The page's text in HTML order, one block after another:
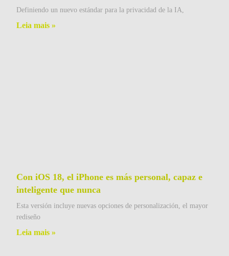
Definiendo un nuevo estándar para la privacidad de la IA,
Leia mais »
Con iOS 18, el iPhone es más personal, capaz e
inteligente que nunca
Esta versión incluye nuevas opciones de personalización, el mayor
rediseño
Leia mais »